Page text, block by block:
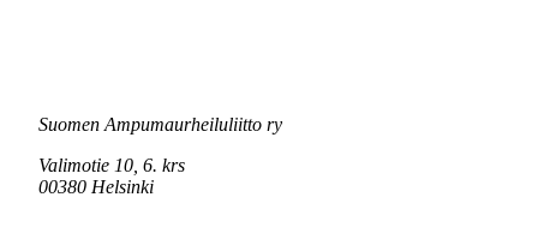
Suomen Ampumaurheiluliitto ry
Valimotie 10, 6. krs
00380 Helsinki